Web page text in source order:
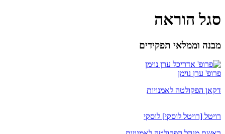
סגל הוראה
מבנה וממלאי תפקידים
פרופ' ערן נוימן
דקאן הפקולטה לאמנויות
רויטל [רויטל לוסקי] לוסקי